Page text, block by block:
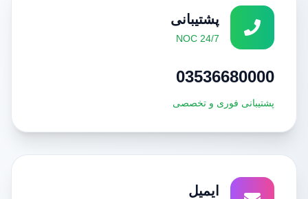
پشتیبانی
24/7 NOC
03536680000
پشتیبانی فوری و تخصصی
ایمیل